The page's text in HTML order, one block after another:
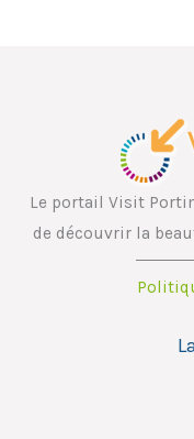
Le portail Visit
de découvrir la